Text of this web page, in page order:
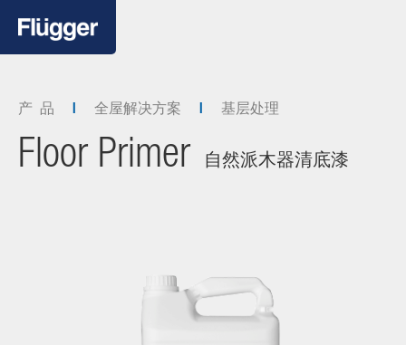
产 品 全屋解决方案 基层处理
Floor Primer 自然派木器清底漆